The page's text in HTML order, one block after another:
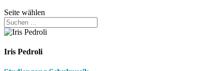
Seite wählen
Iris Pedroli